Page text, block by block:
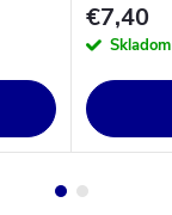
€7,40
Skladom